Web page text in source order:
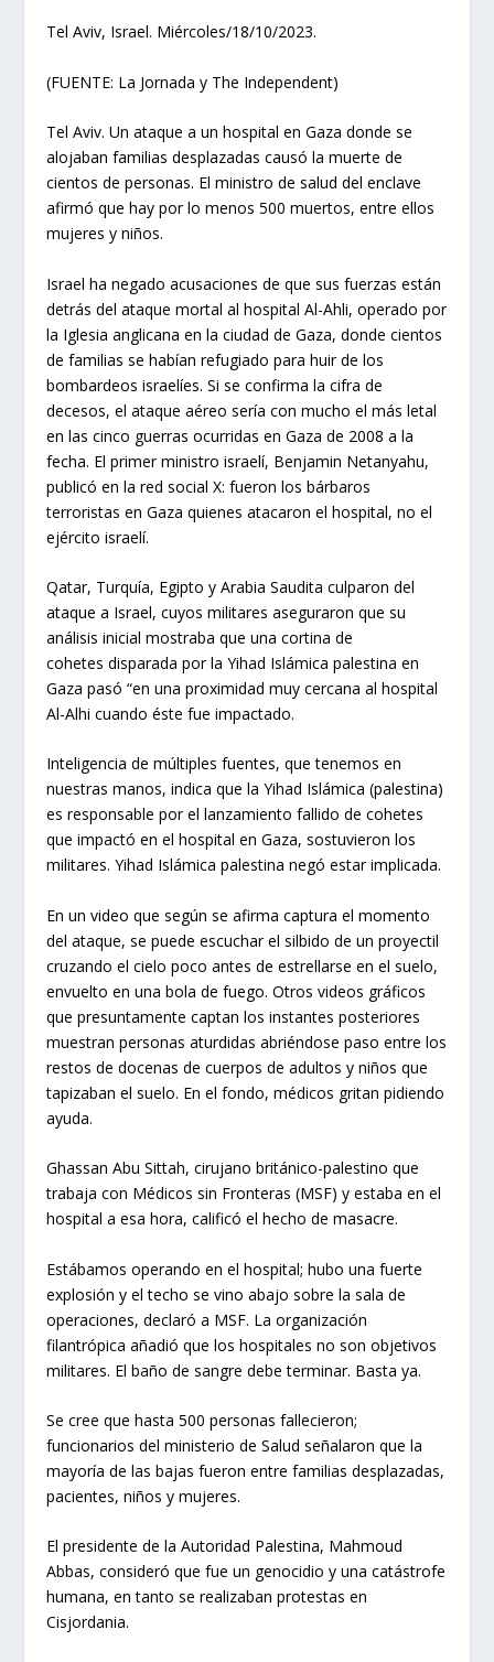
Tel Aviv, Israel. Miércoles/18/10/2023.
(FUENTE: La Jornada y The Independent)
Tel Aviv. Un ataque a un hospital en Gaza donde se
alojaban familias desplazadas causó la muerte de
cientos de personas. El ministro de salud del enclave
afirmó que hay por lo menos 500 muertos, entre ellos
mujeres y niños.
Israel ha negado acusaciones de que sus fuerzas están
detrás del ataque mortal al hospital Al-Ahli, operado por
la Iglesia anglicana en la ciudad de Gaza, donde cientos
de familias se habían refugiado para huir de los
bombardeos israelíes. Si se confirma la cifra de
decesos, el ataque aéreo sería con mucho el más letal
en las cinco guerras ocurridas en Gaza de 2008 a la
fecha. El primer ministro israelí, Benjamin Netanyahu,
publicó en la red social X: fueron los bárbaros
terroristas en Gaza quienes atacaron el hospital, no el
ejército israelí.
Qatar, Turquía, Egipto y Arabia Saudita culparon del
ataque a Israel, cuyos militares aseguraron que su
análisis inicial mostraba que una cortina de
cohetes disparada por la Yihad Islámica palestina en
Gaza pasó “en una proximidad muy cercana al hospital
Al-Alhi cuando éste fue impactado.
Inteligencia de múltiples fuentes, que tenemos en
nuestras manos, indica que la Yihad Islámica (palestina)
es responsable por el lanzamiento fallido de cohetes
que impactó en el hospital en Gaza, sostuvieron los
militares. Yihad Islámica palestina negó estar implicada.
En un video que según se afirma captura el momento
del ataque, se puede escuchar el silbido de un proyectil
cruzando el cielo poco antes de estrellarse en el suelo,
envuelto en una bola de fuego. Otros videos gráficos
que presuntamente captan los instantes posteriores
muestran personas aturdidas abriéndose paso entre los
restos de docenas de cuerpos de adultos y niños que
tapizaban el suelo. En el fondo, médicos gritan pidiendo
ayuda.
Ghassan Abu Sittah, cirujano británico-palestino que
trabaja con Médicos sin Fronteras (MSF) y estaba en el
hospital a esa hora, calificó el hecho de masacre.
Estábamos operando en el hospital; hubo una fuerte
explosión y el techo se vino abajo sobre la sala de
operaciones, declaró a MSF. La organización
filantrópica añadió que los hospitales no son objetivos
militares. El baño de sangre debe terminar. Basta ya.
Se cree que hasta 500 personas fallecieron;
funcionarios del ministerio de Salud señalaron que la
mayoría de las bajas fueron entre familias desplazadas,
pacientes, niños y mujeres.
El presidente de la Autoridad Palestina, Mahmoud
Abbas, consideró que fue un genocidio y una catástrofe
humana, en tanto se realizaban protestas en
Cisjordania.